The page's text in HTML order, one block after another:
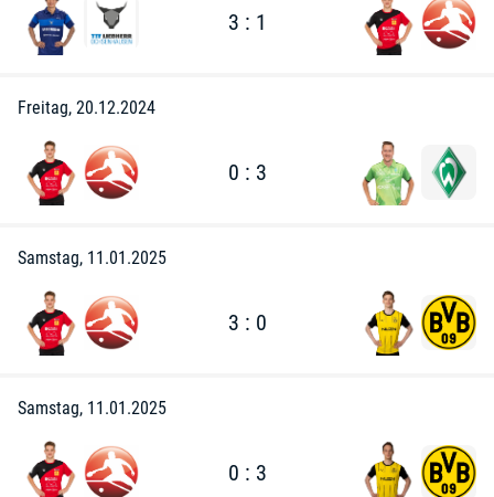
3 : 1
Freitag, 20.12.2024
0 : 3
Samstag, 11.01.2025
3 : 0
Samstag, 11.01.2025
0 : 3